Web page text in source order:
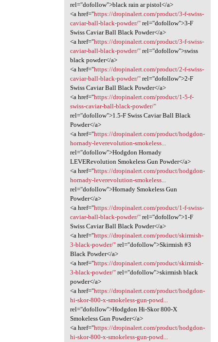
rel="dofollow">black rain ar pistol</a>
<a href="https://dropinalert.com/product/3-f-swiss-
caviar-ball-black-powder/"rel="dofollow">3-F
Swiss Caviar Ball Black Powder</a>
<a href="https://dropinalert.com/product/3-f-swiss-
caviar-ball-black-powder/"rel="dofollow">swiss
black powder</a>
<a href="https://dropinalert.com/product/2-f-swiss-
caviar-ball-black-powder/"rel="dofollow">2-F
Swiss Caviar Ball Black Powder</a>
<a href="https://dropinalert.com/product/1-5-f-
swiss-caviar-ball-black-powder/"
rel="dofollow">1.5-F Swiss Caviar Ball Black
Powder</a>
<a href="https://dropinalert.com/product/hodgdon-
hornady-leverevolution-smokeless...
rel="dofollow">Hodgdon Hornady
LEVERevolution Smokeless Gun Powder</a>
<a href="https://dropinalert.com/product/hodgdon-
hornady-leverevolution-smokeless...
rel="dofollow">Hornady Smokeless Gun
Powder</a>
<a href="https://dropinalert.com/product/1-f-swiss-
caviar-ball-black-powder/"rel="dofollow">1-F
Swiss Caviar Ball Black Powder</a>
<a href="https://dropinalert.com/product/skirmish-
3-black-powder/"rel="dofollow">Skirmish #3
Black Powder</a>
<a href="https://dropinalert.com/product/skirmish-
3-black-powder/"rel="dofollow">skirmish black
powder</a>
<a href="https://dropinalert.com/product/hodgdon-
hi-skor-800-x-smokeless-gun-powd...
rel="dofollow">Hodgdon Hi-Skor 800-X
Smokeless Gun Powder</a>
<a href="https://dropinalert.com/product/hodgdon-
hi-skor-800-x-smokeless-gun-powd...